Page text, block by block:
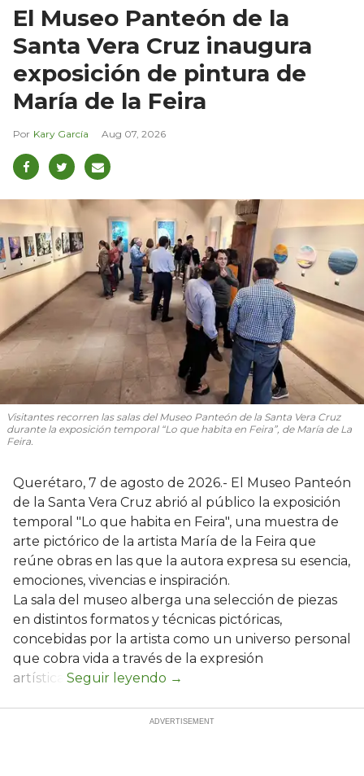
El Museo Panteón de la
Santa Vera Cruz inaugura
exposición de pintura de
María de la Feira
Kary García Aug 07, 2026
Visitantes recorren las salas del Museo Panteón de la Santa Vera Cruz
durante la exposición temporal “Lo que habita en Feira”, de María de La
Feira.
Querétaro, 7 de agosto de 2026.- El Museo Panteón
de la Santa Vera Cruz abrió al público la exposición
temporal "Lo que habita en Feira", una muestra de
arte pictórico de la artista María de la Feira que
reúne obras en las que la autora expresa su esencia,
emociones, vivencias e inspiración.
La sala del museo alberga una selección de piezas
en distintos formatos y técnicas pictóricas,
concebidas por la artista como un universo personal
que cobra vida a través de la expresión
artística.